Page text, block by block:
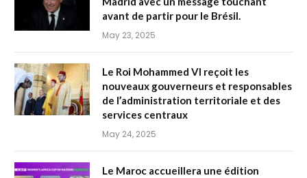
avant de partir pour le Brésil.
May 23, 2025
Le Roi Mohammed VI reçoit les
nouveaux gouverneurs et responsables
de l’administration territoriale et des
services centraux
May 24, 2025
Le Maroc accueillera une édition